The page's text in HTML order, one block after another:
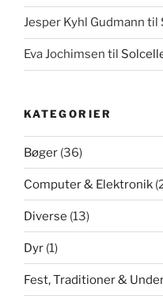
Jesper Kyhl Gudmann til
Eva Jochimsen til
KATEGORIER
Bøger (36)
Computer & Elektronik
Diverse (13)
Dyr (1)
Fest, Traditioner &